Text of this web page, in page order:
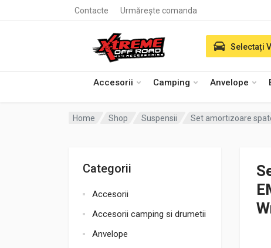
Contacte Urmărește comanda
Accesorii Camping Anvelope
Selectați
Home Shop Suspensii Set amortizoare
Categorii
Accesorii
Accesorii camping si drumetii
Anvelope